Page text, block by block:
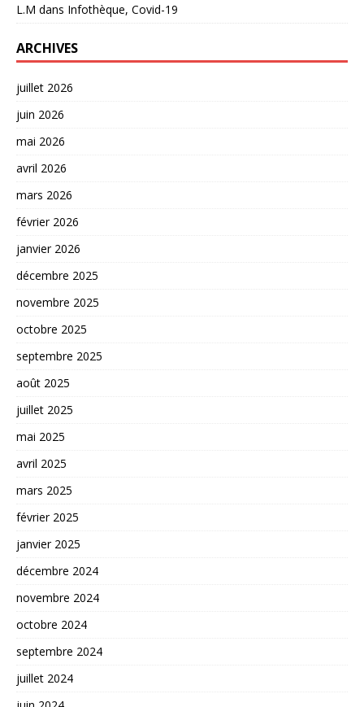
L.M dans Infothèque, Covid-19
ARCHIVES
juillet 2026
juin 2026
mai 2026
avril 2026
mars 2026
février 2026
janvier 2026
décembre 2025
novembre 2025
octobre 2025
septembre 2025
août 2025
juillet 2025
mai 2025
avril 2025
mars 2025
février 2025
janvier 2025
décembre 2024
novembre 2024
octobre 2024
septembre 2024
juillet 2024